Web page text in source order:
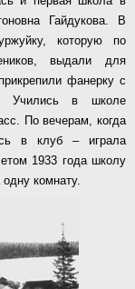
Гайдукова. В
которую по
выдали для
фанерку с
Учились в школе
По вечерам, когда
в клуб – играла
1933 года школу
комнату.